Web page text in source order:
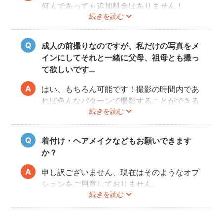
続きを読む
何人であっても追加料金はありません！
ぜひお友だち同士で素敵な思い出を残してく
ださい。
成人の前撮りなのですが、私だけの写真をメ
インにしてそれと一緒に父母、祖母とも撮っ
て欲しいです…
続きを読む
はい、もちろん可能です！撮影の時間内であ
れば色んなパターンで撮影することができる
ので、ぜひフォトグラファーさんに相談して
みてくださいね。
着付け・ヘアメイクなどもお願いできます
か？
続きを読む
申し訳ございません、現在はそのようなオプ
ションをご用意しておりません。